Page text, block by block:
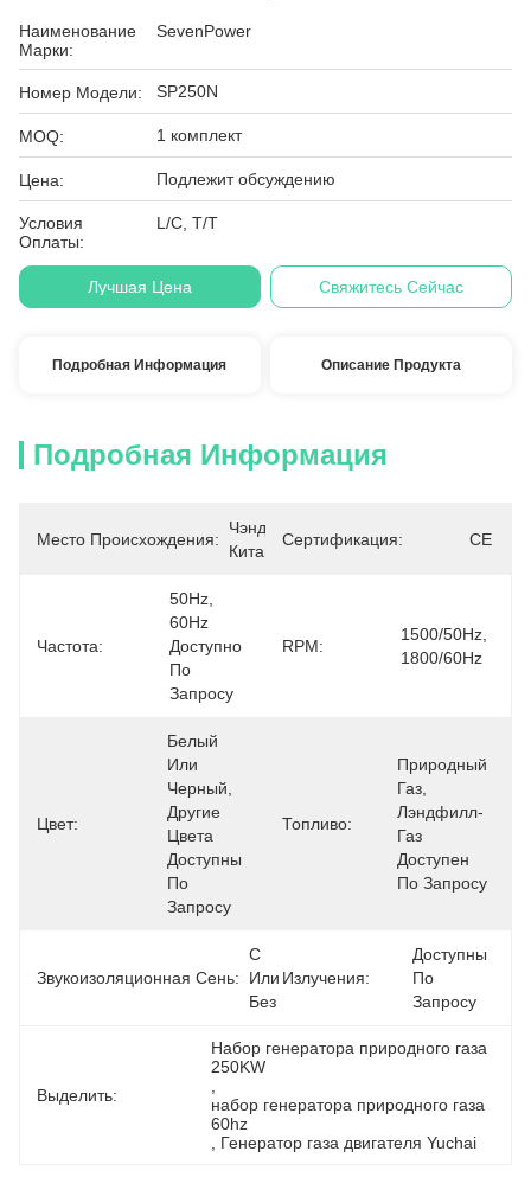
Наименование
Марки:
SevenPower
Номер Модели: SP250N
MOQ: 1 комплект
Цена: Подлежит обсуждению
Условия
Оплаты:
L/C, T/T
Лучшая Цена Свяжитесь Сейчас
Подробная Информация Описание Продукта
Подробная Информация
Место Происхождения:
Чэнду,
Китай
Сертификация: CE
Частота:
50Hz,
60Hz
Доступно
По
Запросу
RPM:
1500/50Hz,
1800/60Hz
Цвет:
Белый
Или
Черный,
Другие
Цвета
Доступны
По
Запросу
Топливо:
Природный
Газ,
Лэндфилл-
Газ
Доступен
По Запросу
Звукоизоляционная Сень:
С
Или
Без
Излучения:
Доступны
По
Запросу
Выделить:
Набор генератора природного газа
250KW
набор генератора природного газа
60hz
Генератор газа двигателя Yuchai